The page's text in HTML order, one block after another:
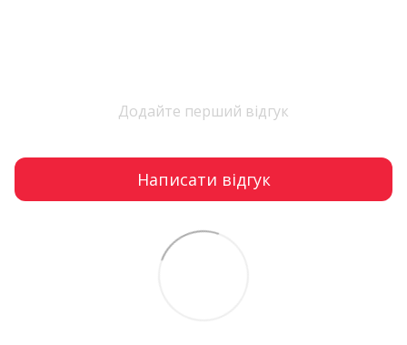
Додайте перший відгук
Написати відгук